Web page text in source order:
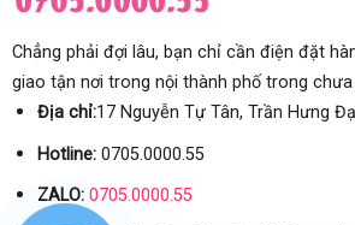
Chẳng phải đợi lâu, bạn chỉ cần điện đặt
giao tận nơi trong nội thành phố trong chưa
Địa chỉ:17 Nguyễn Tự Tân, Trần Hưng
Hotline:0705.0000.55
ZALO: 0705.0000.55